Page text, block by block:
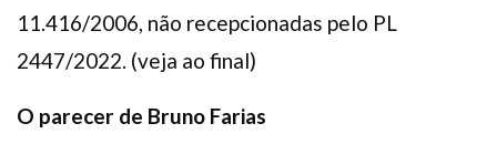
11.416/2006, não recepcionadas pelo PL
2447/2022. (veja ao final)
O parecer de Bruno Farias